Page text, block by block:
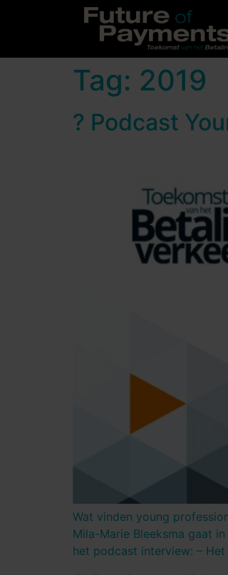
Tag: 2019
?️ Podcast
Wat vinden young
Mila-Marie Bleeksma gaat
het podcast interview: –